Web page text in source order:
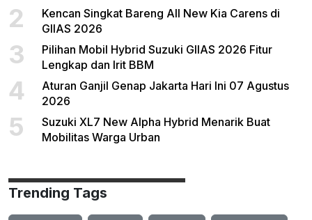
2
Kencan Singkat Bareng All New Kia Carens di
GIIAS 2026
3
Pilihan Mobil Hybrid Suzuki GIIAS 2026 Fitur
Lengkap dan Irit BBM
4
Aturan Ganjil Genap Jakarta Hari Ini 07 Agustus
2026
5
Suzuki XL7 New Alpha Hybrid Menarik Buat
Mobilitas Warga Urban
Trending Tags